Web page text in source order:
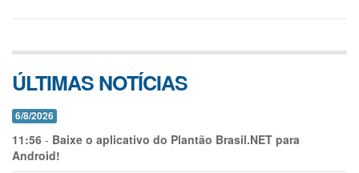
ÚLTIMAS NOTÍCIAS
6/8/2026
11:56 - Baixe o aplicativo do Plantão Brasil.NET para
Android!